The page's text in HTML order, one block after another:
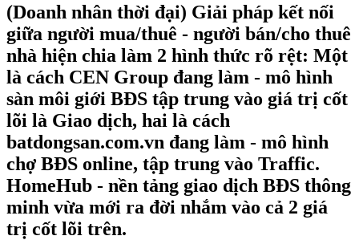
(Doanh nhân thời đại) Giải pháp kết nối
giữa người mua/thuê - người bán/cho thuê
nhà hiện chia làm 2 hình thức rõ rệt: Một
là cách CEN Group đang làm - mô hình
sàn môi giới BĐS tập trung vào giá trị cốt
lõi là Giao dịch, hai là cách
batdongsan.com.vn đang làm - mô hình
chợ BĐS online, tập trung vào Traffic.
HomeHub - nền tảng giao dịch BĐS thông
minh vừa mới ra đời nhắm vào cả 2 giá
trị cốt lõi trên.